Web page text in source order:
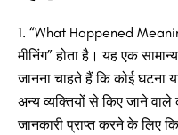
“What Happened
मीनिंग” होता है। यह एक
जानना चाहते हैं कि कोई घटना
अन्य व्यक्तियों से किए जाने
जानकारी प्राप्त करने के लिए